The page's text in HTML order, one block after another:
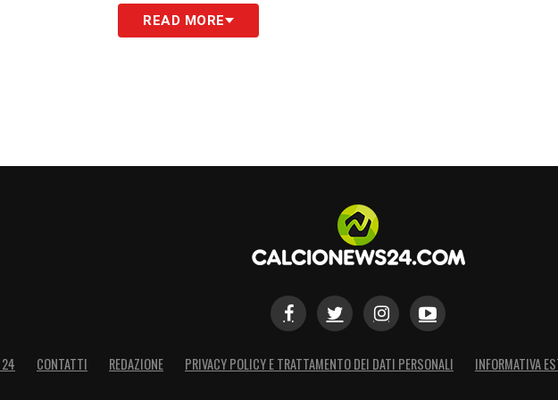
TOP NEWSREAD MORE
24 CONTATTI REDAZIONE PRIVACY POLICY E TRATTAMENTO DEI DATI PERSONALI INFORMATIVA